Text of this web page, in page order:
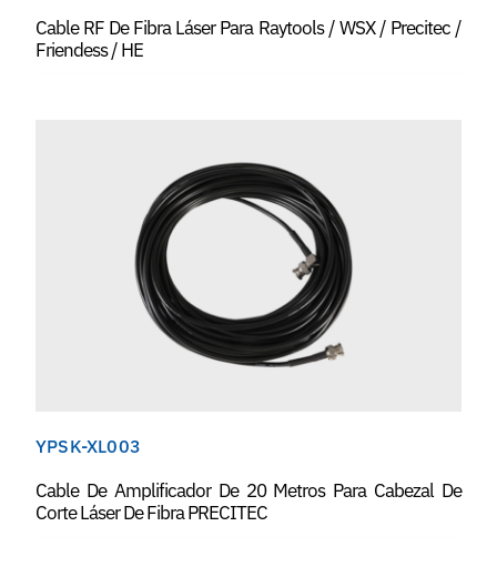
Cable RF De Fibra Láser Para Raytools / WSX / Precitec /
Friendess / HE
YPSK-XL003
Cable De Amplificador De 20 Metros Para Cabezal De
Corte Láser De Fibra PRECITEC